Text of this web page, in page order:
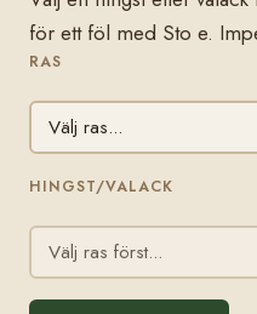
för ett föl med Sto e.
RAS
HINGST/VALACK